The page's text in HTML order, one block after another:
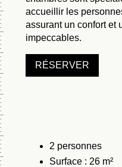
accueillir les
assurant un confort et
impeccables.
RÉSERVER
2 personnes
Surface : 26 m²